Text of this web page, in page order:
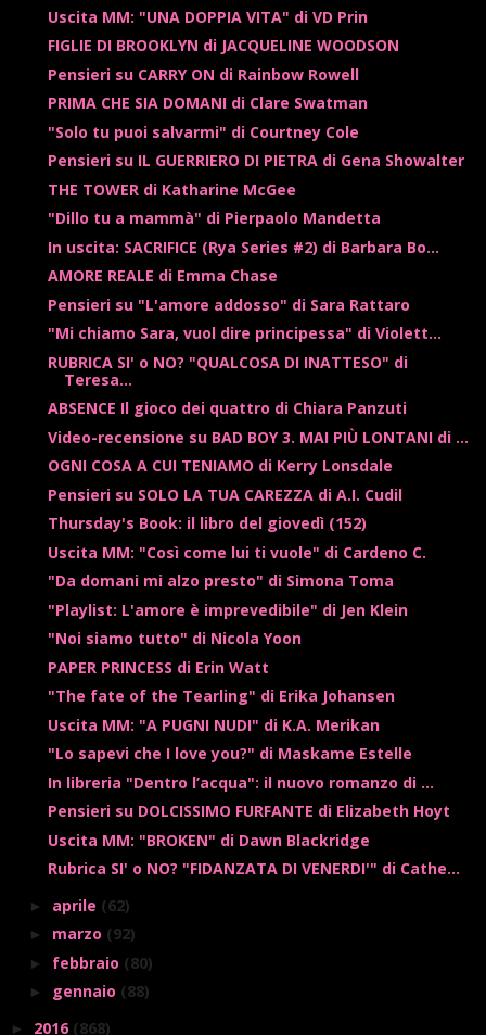
Uscita MM: "UNA DOPPIA VITA" di VD Prin
FIGLIE DI BROOKLYN di JACQUELINE WOODSON
Pensieri su CARRY ON di Rainbow Rowell
PRIMA CHE SIA DOMANI di Clare Swatman
"Solo tu puoi salvarmi" di Courtney Cole
Pensieri su IL GUERRIERO DI PIETRA di Gena Showalter
THE TOWER di Katharine McGee
"Dillo tu a mammà" di Pierpaolo Mandetta
In uscita: SACRIFICE (Rya Series #2) di Barbara Bo...
AMORE REALE di Emma Chase
Pensieri su "L'amore addosso" di Sara Rattaro
"Mi chiamo Sara, vuol dire principessa" di Violett...
RUBRICA SI' o NO? "QUALCOSA DI INATTESO" di
Teresa...
ABSENCE Il gioco dei quattro di Chiara Panzuti
Video-recensione su BAD BOY 3. MAI PIÙ LONTANI di ...
OGNI COSA A CUI TENIAMO di Kerry Lonsdale
Pensieri su SOLO LA TUA CAREZZA di A.I. Cudil
Thursday's Book: il libro del giovedì (152)
Uscita MM: "Così come lui ti vuole" di Cardeno C.
"Da domani mi alzo presto" di Simona Toma
"Playlist: L'amore è imprevedibile" di Jen Klein
"Noi siamo tutto" di Nicola Yoon
PAPER PRINCESS di Erin Watt
"The fate of the Tearling" di Erika Johansen
Uscita MM: "A PUGNI NUDI" di K.A. Merikan
"Lo sapevi che I love you?" di Maskame Estelle
In libreria "Dentro l’acqua": il nuovo romanzo di ...
Pensieri su DOLCISSIMO FURFANTE di Elizabeth Hoyt
Uscita MM: "BROKEN" di Dawn Blackridge
Rubrica SI' o NO? "FIDANZATA DI VENERDI'" di Cathe...
► aprile (62)
► marzo (92)
► febbraio (80)
► gennaio (88)
► 2016 (868)